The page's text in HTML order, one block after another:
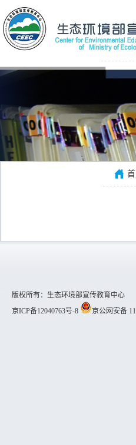
版权所有：生态环境部宣传教育中心
京ICP备12040763号-8
京公网安备